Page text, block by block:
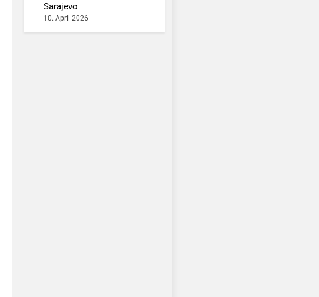
Sarajevo
10. April 2026